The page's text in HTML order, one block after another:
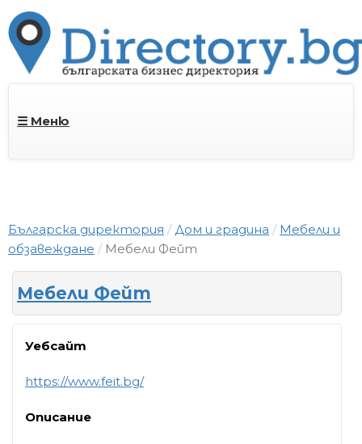
☰ Меню
Българска директория Дом и градина
Мебели и
обзавеждане
Мебели Фейт
Мебели Фейт
Уебсайт
https://www.feit.bg/
Описание